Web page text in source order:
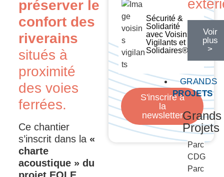
Voir
plus
>
GRANDS
PROJETS
Grands
Projets
Parc
CDG
Parc
préserver le
confort des
riverains
situés à
proximité
des voies
ferrées.
Ce chantier
s’inscrit dans la «
charte
acoustique » du
projet EOLE.
Sécurité &
Solidarité
avec Voisins
Vigilants et
Solidaires®
S'inscrire à
la
newsletter